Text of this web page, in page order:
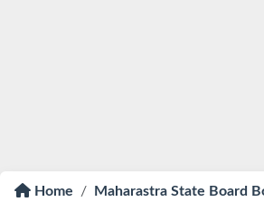
Home Maharastra State Board